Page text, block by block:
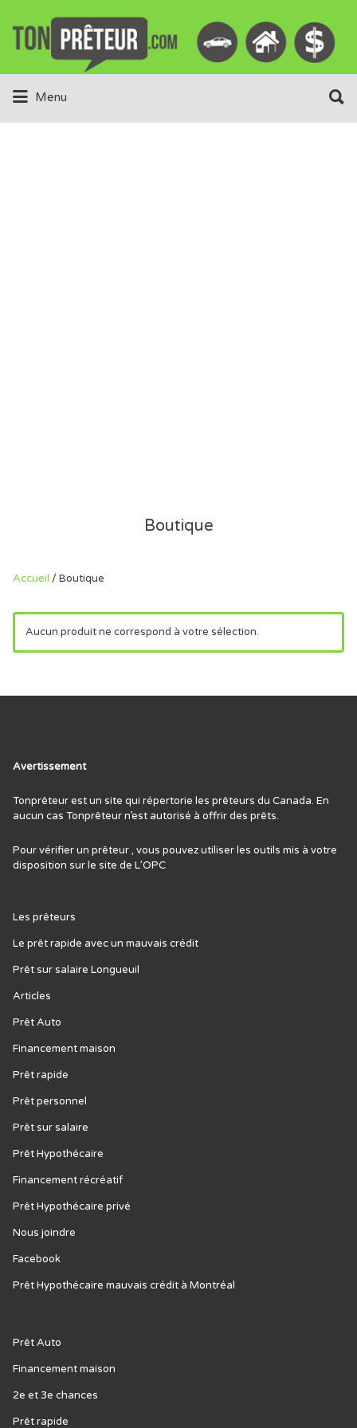
Rechercher:
Menu
Boutique
Accueil / Boutique
Aucun produit ne correspond à votre sélection.
Avertissement
Tonprêteur est un site qui répertorie les prêteurs du Canada. En
aucun cas Tonprêteur n’est autorisé à offrir des prêts.
Pour vérifier un prêteur , vous pouvez utiliser les outils mis à votre
disposition sur le site de L’OPC
Les prêteurs
Le prêt rapide avec un mauvais crédit
Prêt sur salaire Longueuil
Articles
Prêt Auto
Financement maison
Prêt rapide
Prêt personnel
Prêt sur salaire
Prêt Hypothécaire
Financement récréatif
Prêt Hypothécaire privé
Nous joindre
Facebook
Prêt Hypothécaire mauvais crédit à Montréal
Prêt Auto
Financement maison
2e et 3e chances
Prêt rapide